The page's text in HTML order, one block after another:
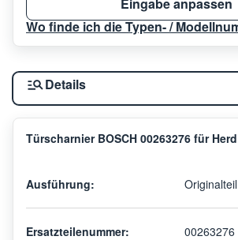
Wo finde ich die Typen- /
Details
Türscharnier BOSCH 00263276 für Herd
Ausführung: Originalteil
Ersatzteilenummer: 00263276